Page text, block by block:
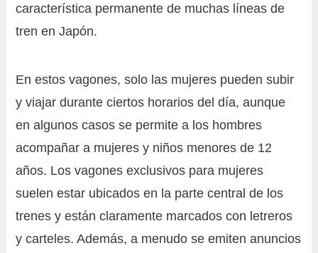
característica permanente de muchas líneas de
tren en Japón.
En estos vagones, solo las mujeres pueden subir
y viajar durante ciertos horarios del día, aunque
en algunos casos se permite a los hombres
acompañar a mujeres y niños menores de 12
años. Los vagones exclusivos para mujeres
suelen estar ubicados en la parte central de los
trenes y están claramente marcados con letreros
y carteles. Además, a menudo se emiten anuncios